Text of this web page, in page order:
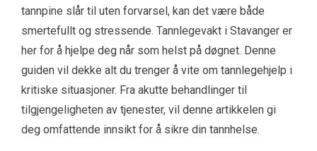
tannpine slår til uten forvarsel, kan det være både
smertefullt og stressende. Tannlegevakt i Stavanger er
her for å hjelpe deg når som helst på døgnet. Denne
guiden vil dekke alt du trenger å vite om tannlegehjelp i
kritiske situasjoner. Fra akutte behandlinger til
tilgjengeligheten av tjenester, vil denne artikkelen gi
deg omfattende innsikt for å sikre din tannhelse.